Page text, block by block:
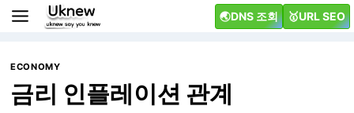
Skip
🌏DNS 조회 🥇URL SEO
ECONOMY
금리 인플레이션 관계